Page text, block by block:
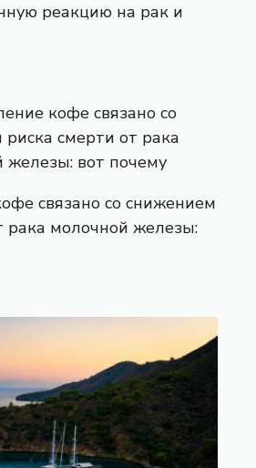
реакцию на рак и
связано со снижением
рака молочной железы: